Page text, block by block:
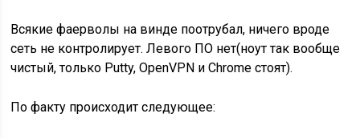
Всякие фаерволы на винде поотрубал, ничего вроде
сеть не контролирует. Левого ПО нет(ноут так вообще
чистый, только Putty, OpenVPN и Chrome стоят).
По факту происходит следующее: